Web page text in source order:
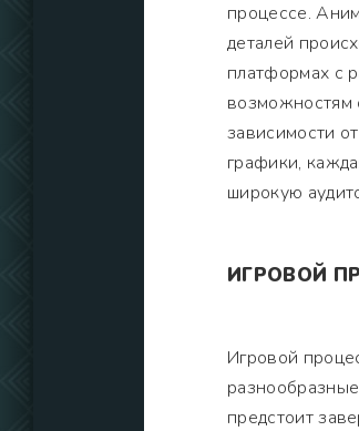
процессе.
деталей
платформах с
возможностям
зависимости
графики,
широкую
ИГРОВОЙ
Игровой
предстоит